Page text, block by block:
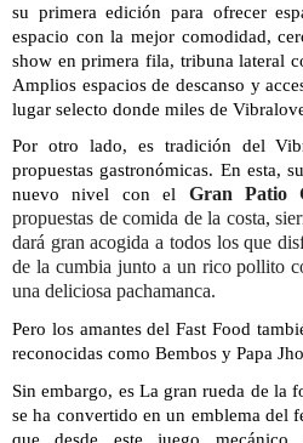
su primera edición para ofrecer
espacio con la mejor comodidad,
show en primera fila, tribuna lateral
Amplios espacios de descanso y
lugar selecto donde miles de
Por otro lado, es tradición del
propuestas gastronómicas. En esta,
nuevo nivel con el Gran Patio
propuestas de comida de la costa,
dará gran acogida a todos los que
de la cumbia junto a un rico pollito
una deliciosa pachamanca.
Pero los amantes del Fast Food
reconocidas como Bembos y Papa
Sin embargo, es La gran rueda de la
se ha convertido en un emblema del
que desde este juego